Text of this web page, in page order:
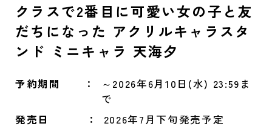
クラスで2番目に可愛い女の子と友
だちになった アクリルキャラスタ
ンド ミニキャラ 天海夕
予約期間
～2026年6月10日(水) 23:59ま
で
発売日
2026年7月下旬発売予定